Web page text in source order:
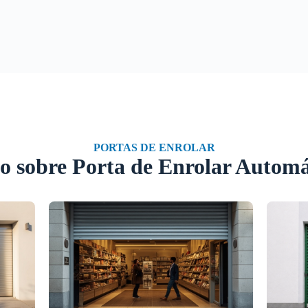
PORTAS DE ENROLAR
sobre Porta de Enrolar